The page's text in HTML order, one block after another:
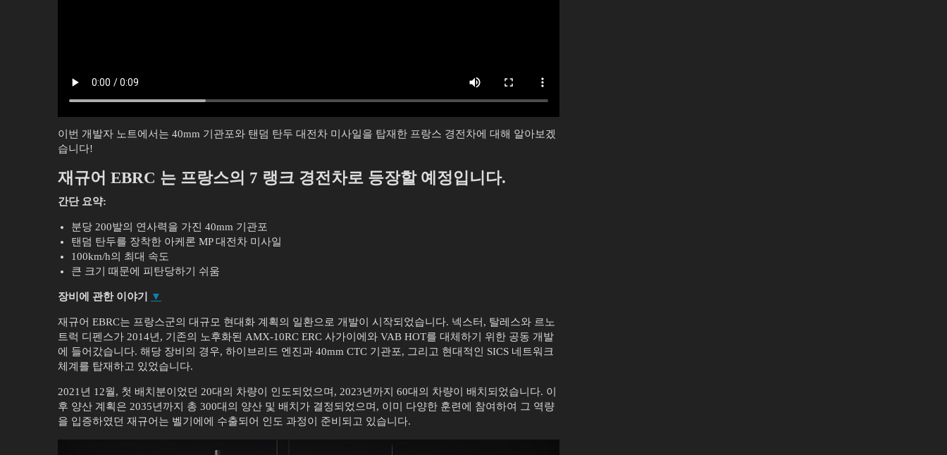
이번 개발자 노트에서는 40mm 기관포와 탠덤 탄두 대전차 미사일을 탑재한 프랑스 경전차에 대해 알아보겠
습니다!
재규어 EBRC 는 프랑스의 7 랭크 경전차로 등장할 예정입니다.
간단 요약:
분당 200발의 연사력을 가진 40mm 기관포
탠덤 탄두를 장착한 아케론 MP 대전차 미사일
100km/h의 최대 속도
큰 크기 때문에 피탄당하기 쉬움
장비에 관한 이야기 ▼
재규어 EBRC는 프랑스군의 대규모 현대화 계획의 일환으로 개발이 시작되었습니다. 넥스터, 탈레스와 르노
트럭 디펜스가 2014년, 기존의 노후화된 AMX-10RC ERC 사가이에와 VAB HOT를 대체하기 위한 공동 개발
에 들어갔습니다. 해당 장비의 경우, 하이브리드 엔진과 40mm CTC 기관포, 그리고 현대적인 SICS 네트워크
체계를 탑재하고 있었습니다.
2021년 12월, 첫 배치분이었던 20대의 차량이 인도되었으며, 2023년까지 60대의 차량이 배치되었습니다. 이
후 양산 계획은 2035년까지 총 300대의 양산 및 배치가 결정되었으며, 이미 다양한 훈련에 참여하여 그 역량
을 입증하였던 재규어는 벨기에에 수출되어 인도 과정이 준비되고 있습니다.